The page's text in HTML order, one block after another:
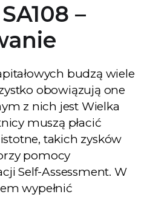
–
budzą wiele
obowiązują one
z nich jest Wielka
muszą płacić
takich zysków
pomocy
Self-Assessment. W
wypełnić